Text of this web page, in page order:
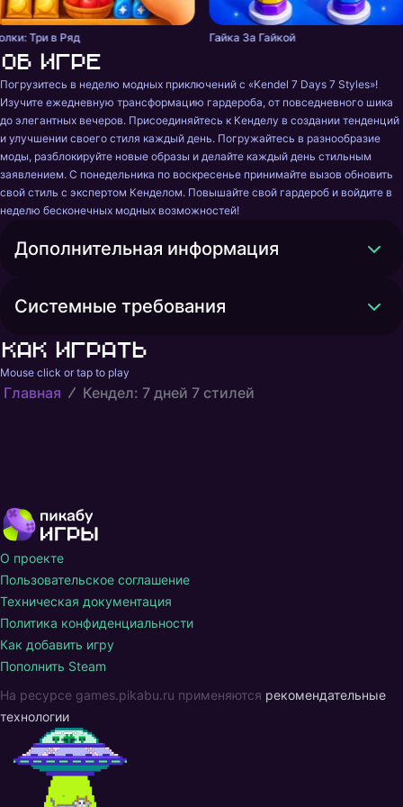
Три в Ряд Гайка За Гайкой
Об игре
Погрузитесь в неделю модных приключений с «Kendel 7 Days 7 Styles»!
Изучите ежедневную трансформацию гардероба, от повседневного шика
до элегантных вечеров. Присоединяйтесь к Кенделу в создании тенденций
и улучшении своего стиля каждый день. Погружайтесь в разнообразие
моды, разблокируйте новые образы и делайте каждый день стильным
заявлением. С понедельника по воскресенье принимайте вызов обновить
свой стиль с экспертом Кенделом. Повышайте свой гардероб и войдите в
неделю бесконечных модных возможностей!
Дополнительная информация
Системные требования
Как играть
Mouse click or tap to play
Главная Кендел: 7 дней 7 стилей
О проекте
Пользовательское соглашение
Техническая документация
Политика конфиденциальности
Как добавить игру
Пополнить Steam
На ресурсе games.pikabu.ru применяются рекомендательные
технологии